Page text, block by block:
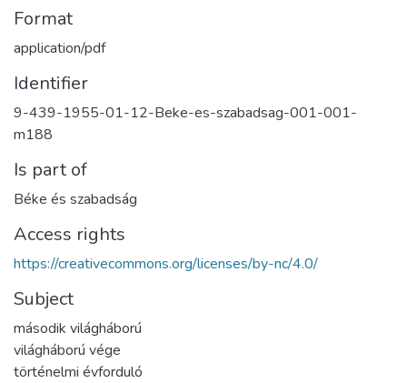
Format
application/pdf
Identifier
9-439-1955-01-12-Beke-es-szabadsag-001-001-
m188
Is part of
Béke és szabadság
Access rights
https://creativecommons.org/licenses/by-nc/4.0/
Subject
második világháború
világháború vége
történelmi évforduló